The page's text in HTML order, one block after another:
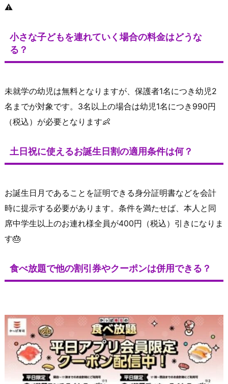
⚠️
小さな子どもを連れていく場合の料金はどうな
る？
未就学の幼児は無料となりますが、保護者1名につき幼児2
名までが対象です。3名以上の場合は幼児1名につき990円
（税込）が必要となります👶
土日祝に使えるお誕生日割の適用条件は何？
お誕生日月であることを証明できる身分証明書などを会計
時に提示する必要があります。条件を満たせば、本人と同
席中学生以上のお連れ様全員が400円（税込）引きになりま
す🎂
食べ放題で他の割引券やクーポンは併用できる？